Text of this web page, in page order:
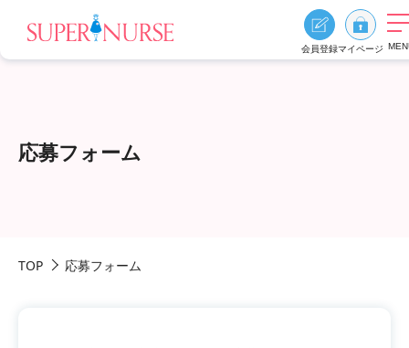
会員登録マイページ
おすすめ特集
応募フォーム
TOP 応募フォーム